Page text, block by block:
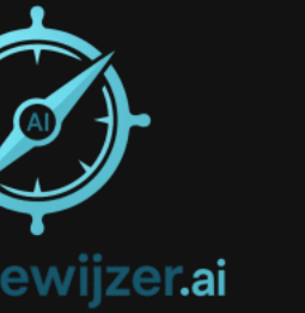
Maleisië